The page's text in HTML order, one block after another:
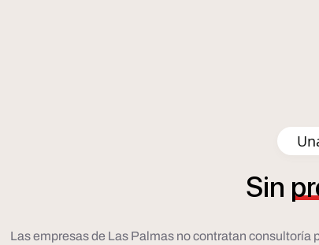
Sin
Las empresas de Las Palmas no contratan consultoría